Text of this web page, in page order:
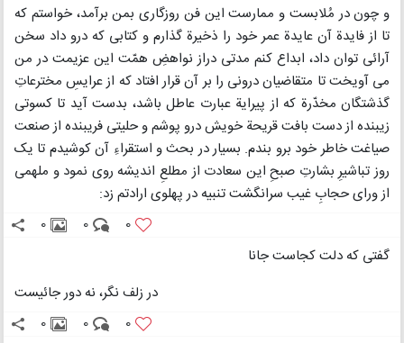
و چون در مُلابست و ممارست این فن روزگاری بمن برآمد، خواستم که
تا از فایدة آن عایدة عمر خود را ذخیرة گذارم و کتابی که درو داد سخن
آرائی توان داد، ابداع کنم مدتی دراز نواهضِ همّت این عزیمت در من
می آویخت تا متقاضیان درونی را بر آن قرار افتاد که از عرایسِ مخترعاتِ
گذشتگان مخدّرة که از پیرایة عبارت عاطل باشد، بدست آید تا کسوتی
زیبنده از دست بافت قریحة خویش درو پوشم و حلیتی فریبنده از صنعت
صیاغت خاطر خود برو بندم. بسیار در بحث و استقراءِ آن کوشیدم تا یک
روز تباشیرِ بشارتِ صبحِ این سعادت از مطلعِ اندیشه روی نمود و ملهمی
از ورای حجابِ غیب سرانگشت تنبیه در پهلوی ارادتم زد:
0
0
0
گفتی که دلت کجاست جانا
در زلف نگر، نه دور جائیست
0
0
0